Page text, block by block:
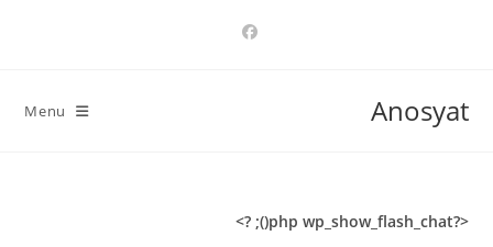
Anosyat
Menu
<?php wp_show_flash_chat(); ?>